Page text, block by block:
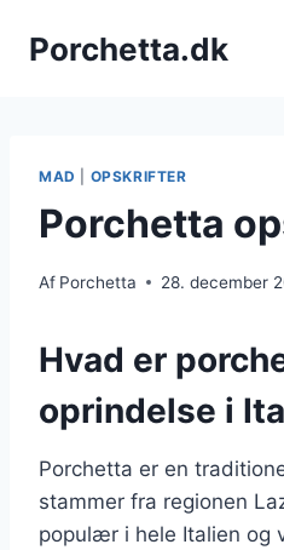
Porchetta.dk
MAD OPSKRIFTER
Porchetta
Af Porchetta 28. december
Hvad er
oprindelse i
Porchetta er en
stammer fra regionen
populær i hele Italien og